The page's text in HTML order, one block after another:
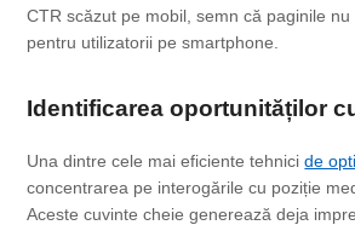
CTR scăzut pe mobil, semn că paginile
pentru utilizatorii pe smartphone.
Identificarea oportunităților
Una dintre cele mai eficiente tehnicide
concentrarea pe interogările cu poziție
Aceste cuvinte cheie generează deja